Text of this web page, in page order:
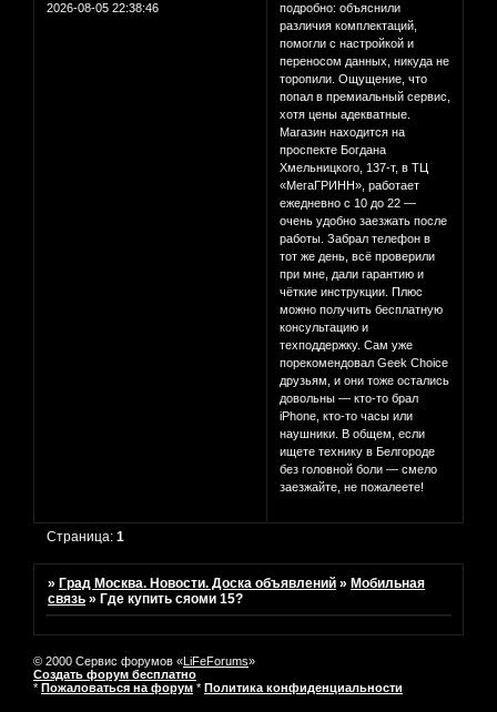
2026-08-05 22:38:46
подробно: объяснили
различия комплектаций,
помогли с настройкой и
переносом данных, никуда не
торопили. Ощущение, что
попал в премиальный сервис,
хотя цены адекватные.
Магазин находится на
проспекте Богдана
Хмельницкого, 137-т, в ТЦ
«МегаГРИНН», работает
ежедневно с 10 до 22 —
очень удобно заезжать после
работы. Забрал телефон в
тот же день, всё проверили
при мне, дали гарантию и
чёткие инструкции. Плюс
можно получить бесплатную
консультацию и
техподдержку. Сам уже
порекомендовал Geek Choice
друзьям, и они тоже остались
довольны — кто-то брал
iPhone, кто-то часы или
наушники. В общем, если
ищете технику в Белгороде
без головной боли — смело
заезжайте, не пожалеете!
Страница:1
»Град Москва. Новости. Доска объявлений »Мобильная
связь »Где купить сяоми 15?
© 2000 Сервис форумов «LiFeForums»
Создать форум бесплатно
* Пожаловаться на форум * Политика конфиденциальности